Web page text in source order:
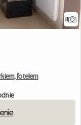
8
fotelem